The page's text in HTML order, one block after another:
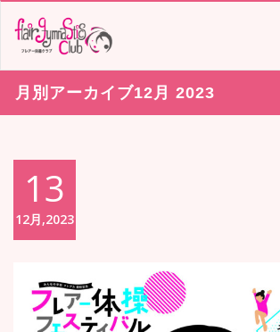
月別アーカイブ12月 2023
13
12月,2023